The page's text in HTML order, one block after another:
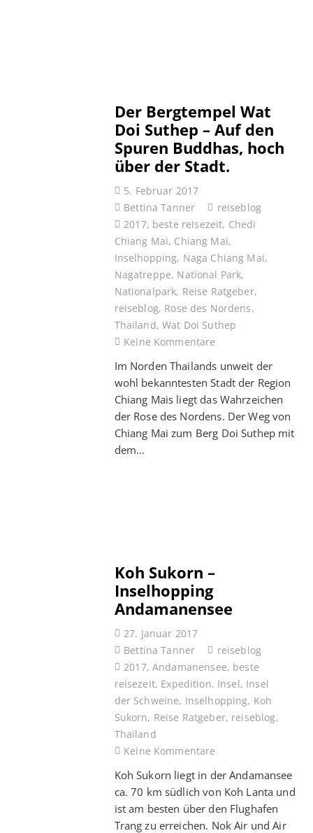
Der Bergtempel Wat
Doi Suthep – Auf den
Spuren Buddhas, hoch
über der Stadt.
5. Februar 2017
Bettina Tanner
reiseblog
2017, beste reisezeit, Chedi
Chiang Mai, Chiang Mai,
Inselhopping, Naga Chiang Mai,
Nagatreppe, National Park,
Nationalpark, Reise Ratgeber,
reiseblog, Rose des Nordens,
Thailand,Wat Doi Suthep
Keine Kommentare
Im Norden Thailands unweit der
wohl bekanntesten Stadt der Region
Chiang Mais liegt das Wahrzeichen
der Rose des Nordens. Der Weg von
Chiang Mai zum Berg Doi Suthep mit
dem…
Koh Sukorn –
Inselhopping
Andamanensee
27. Januar 2017
Bettina Tanner
reiseblog
2017, Andamanensee, beste
reisezeit, Expedition, Insel, Insel
der Schweine, Inselhopping, Koh
Sukorn, Reise Ratgeber, reiseblog,
Thailand
Keine Kommentare
Koh Sukorn liegt in der Andamansee
ca. 70 km südlich von Koh Lanta und
ist am besten über den Flughafen
Trang zu erreichen. Nok Air und Air